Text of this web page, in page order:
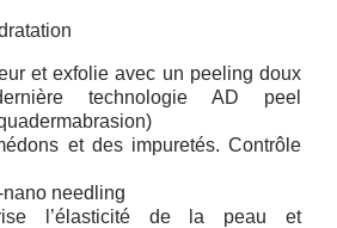
et exfolie avec un peeling doux
technologie AD peel
et des impuretés. Contrôle
nano needling
l’élasticité de la peau et